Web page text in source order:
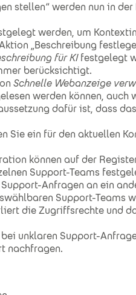
stellen“ werden nun in
werden, um
„Beschreibung
für KIfestgelegt
berücksichtigt.
Schnelle Webanzeige
werden können, auch
dafür ist, dass
Sie ein für den aktuellen
können auf der
Support-Teams
Anfragen an ein
Support-Teams
die Zugriffsrechte und
unklaren Support-
nachfragen.